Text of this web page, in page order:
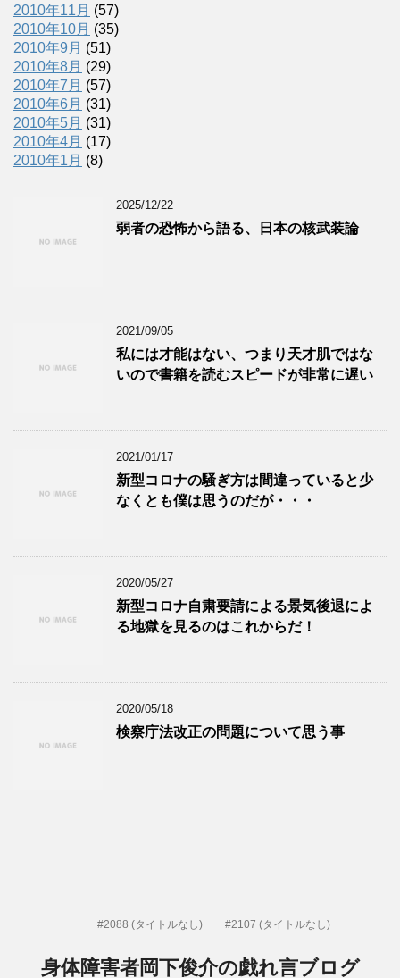
2010年11月 (57)
2010年10月 (35)
2010年9月 (51)
2010年8月 (29)
2010年7月 (57)
2010年6月 (31)
2010年5月 (31)
2010年4月 (17)
2010年1月 (8)
2025/12/22
弱者の恐怖から語る、日本の核武装論
2021/09/05
私には才能はない、つまり天才肌ではな
いので書籍を読むスピードが非常に遅い
2021/01/17
新型コロナの騒ぎ方は間違っていると少
なくとも僕は思うのだが・・・
2020/05/27
新型コロナ自粛要請による景気後退によ
る地獄を見るのはこれからだ！
2020/05/18
検察庁法改正の問題について思う事
#2088 (タイトルなし) #2107 (タイトルなし)
身体障害者岡下俊介の戯れ言ブログ